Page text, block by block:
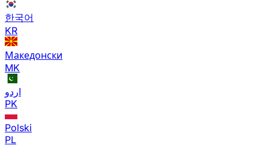
한국어
KR
Македонски
MK
اردو
PK
Polski
PL